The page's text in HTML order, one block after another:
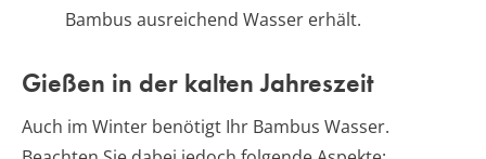
Bambus ausreichend Wasser erhält.
Gießen in der kalten Jahreszeit
Auch im Winter benötigt Ihr Bambus Wasser.